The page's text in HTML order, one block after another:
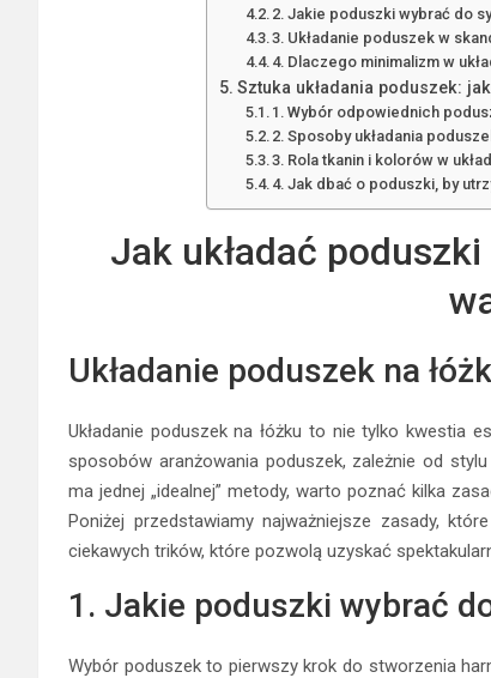
2. Jakie poduszki wybrać do
3. Układanie poduszek w
4. Dlaczego minimalizm w
Sztuka układania poduszek:
1. Wybór odpowiednich
2. Sposoby układania
3. Rola tkanin i kolorów w
4. Jak dbać o poduszki, by
Jak układać
Układanie poduszek na
Układanie poduszek na łóżku to nie tylko kwestia
sposobów aranżowania poduszek, zależnie od
ma jednej „idealnej” metody, warto poznać kilka
Poniżej przedstawiamy najważniejsze zasady,
ciekawych trików, które pozwolą uzyskać
1. Jakie poduszki wybrać
Wybór poduszek to pierwszy krok do stworzenia